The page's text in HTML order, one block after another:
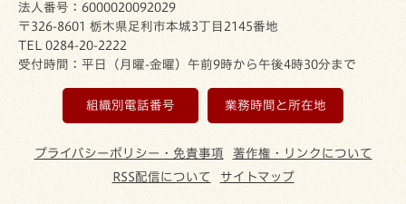
法人番号：6000020092029
〒326-8601 栃木県足利市本城3丁目2145番地
TEL 0284-20-2222
受付時間：平日（月曜-金曜）午前9時から午後4時30分まで
組織別電話番号 業務時間と所在地
プライバシーポリシー・免責事項
著作権・リンクについて
RSS配信について
サイトマップ